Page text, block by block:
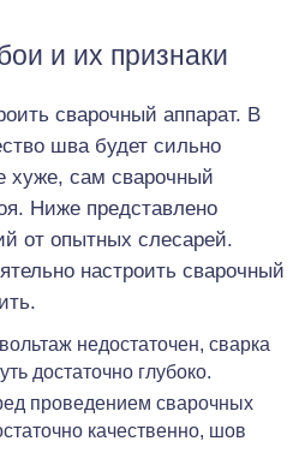
и их признаки
сварочный аппарат. В
шва будет сильно
хуже, сам сварочный
Ниже представлено
от опытных слесарей.
настроить сварочный
недостаточен, сварка
достаточно глубоко.
проведением сварочных
качественно, шов